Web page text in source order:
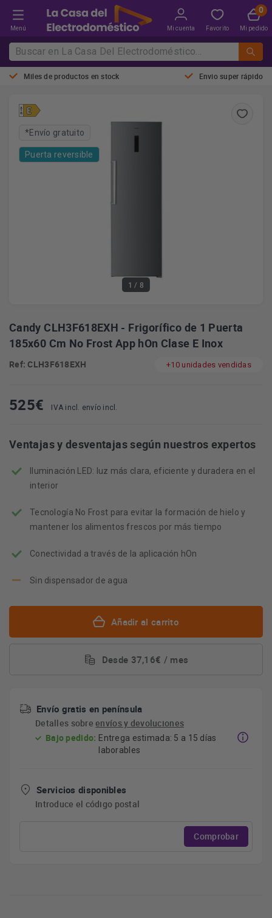
Menú Mi cuenta Favorito Mi pedido
Miles de productos en stock Envio super rápido
1 / 8
*Envío gratuito
Puerta reversible
Candy CLH3F618EXH - Frigorífico de 1 Puerta
185x60 Cm No Frost App hOn Clase E Inox
Ref: CLH3F618EXH +10 unidades vendidas
525€ IVA incl. envío incl.
Ventajas y desventajas según nuestros expertos
Iluminación LED: luz más clara, eficiente y duradera en el
interior
Tecnología No Frost para evitar la formación de hielo y
mantener los alimentos frescos por más tiempo
Conectividad a través de la aplicación hOn
Sin dispensador de agua
Añadir al carrito
Desde 37,16€ / mes
Envío gratis en península
Detalles sobreenvíos y devoluciones
Bajo pedido: Entrega estimada: 5 a 15 días
laborables
Servicios disponibles
Introduce el código postal
Comprobar